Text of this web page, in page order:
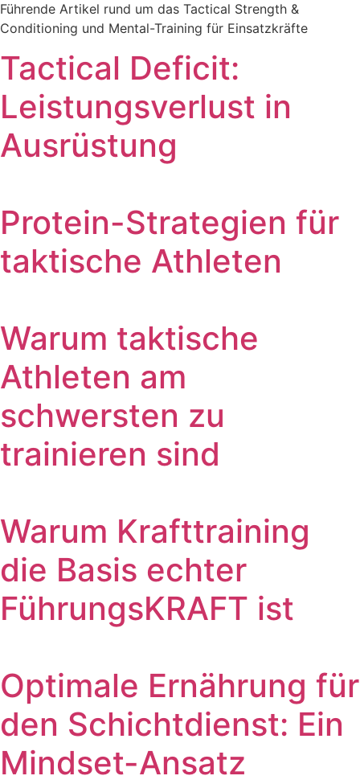
Führende Artikel rund um das Tactical Strength &
Conditioning und Mental-Training für Einsatzkräfte
Tactical Deficit:
Leistungsverlust in
Ausrüstung
Protein-Strategien für
taktische Athleten
Warum taktische
Athleten am
schwersten zu
trainieren sind
Warum Krafttraining
die Basis echter
FührungsKRAFT ist
Optimale Ernährung für
den Schichtdienst: Ein
Mindset-Ansatz